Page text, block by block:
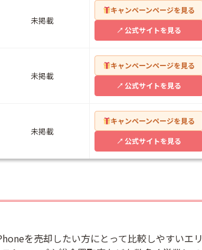
未掲載
キャンペーンページを見る
公式サイトを見る
未掲載
キャンペーンページを見る
公式サイトを見る
未掲載
キャンペーンページを見る
公式サイトを見る
を売却したい方にとって比較しやすいエリ